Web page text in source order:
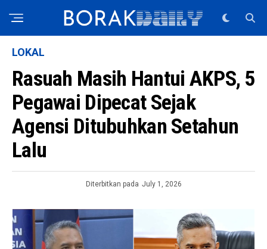
LOKAL
Rasuah Masih Hantui AKPS, 5
Pegawai Dipecat Sejak
Agensi Ditubuhkan Setahun
Lalu
Diterbitkan pada July 1, 2026